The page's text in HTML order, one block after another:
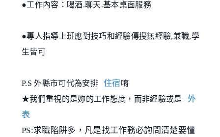
●工作內容：喝酒.聊天.基本桌面服務
●專人指導上班應對技巧和經驗傳授無經驗,兼職,學
生皆可
P.S 外縣市可代為安排 住宿 唷
★我們重視的是妳的工作態度，而非經驗或是
外
表
PS:求職陷阱多，凡是找工作務必詢問清楚要懂